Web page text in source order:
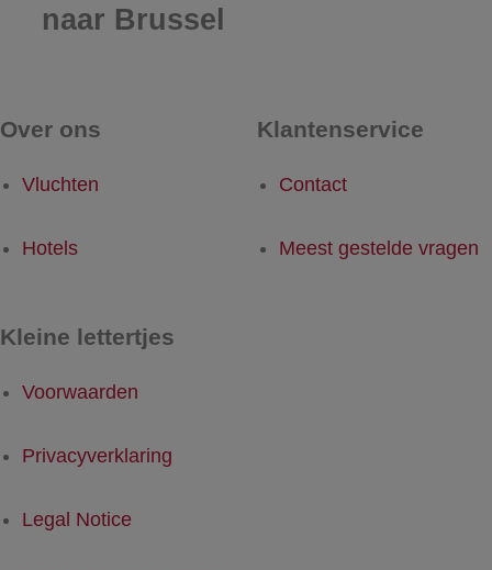
naar Brussel
Over ons
Vluchten
Hotels
Klantenservice
Contact
Meest gestelde vragen
Kleine lettertjes
Voorwaarden
Privacyverklaring
Legal Notice